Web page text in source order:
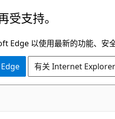
受支持。
Edge 以使用最新的功能、安
有关 Internet